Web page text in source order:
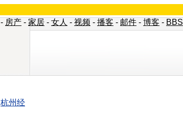
- 房产 - 家居 - 女人 - 视频 - 播客 - 邮件 - 博客 - BBS
杭州经